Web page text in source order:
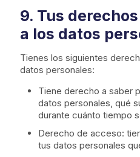
9. Tus
a los datos
Tienes los siguientes
datos personales:
Tiene derecho a saber
datos personales, qué
durante cuánto tiempo
Derecho de acceso:
tus datos personales